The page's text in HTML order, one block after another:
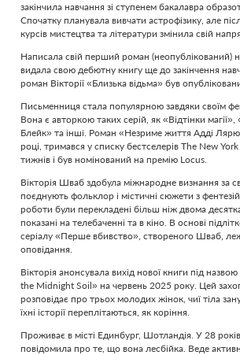
закінчила навчання зі ступенем бакалавра
Спочатку планувала вивчати астрофізику, але
курсів мистецтва та літератури змінила свій
Написала свій перший роман (неопублікований)
видала свою дебютну книгу ще до закінчення
роман Вікторії «Близька відьма» був
Письменниця стала популярною завдяки своїм
Вона є авторкою таких серій, як «Відтінки магії»,
Блейк» та інші. Роман «Незриме життя Адді
році, тримався у списку бестселерів The New
тижнів і був номінований на премію Locus.
Вікторія Шваб здобула міжнародне визнання за
поєднують фольклор і містичні сюжети з
роботи були перекладені більш ніж двома
показані на телебаченні та в кіно. В основі
серіалу «Перше вбивство», створеного Шваб,
оповідання.
Вікторія анонсувала вихід нової книги під
the Midnight Soil» на червень 2025 року. Цей
розповідає про трьох молодих жінок, чиї тіла
їхні історії переплітаються, як коріння.
Проживає в місті Единбург, Шотландія. У 28
повідомила про те, що вона лесбійка. Веде